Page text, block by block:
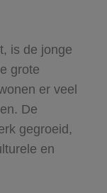
is de jonge
grote
er veel
De
gegroeid,
en